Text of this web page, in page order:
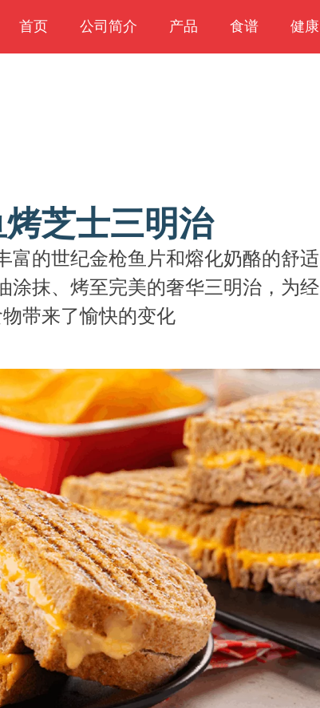
首页 公司简介 产品 食谱 健康
芝士三明治
富的世纪金枪鱼片和熔化奶酪的舒适
涂抹、烤至完美的奢华三明治，为经
带来了愉快的变化